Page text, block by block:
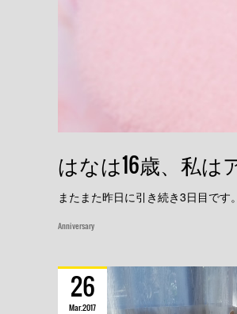
はなは16歳、私は
またまた昨日に引き続き3日目で
Anniversary
26
Mar2017